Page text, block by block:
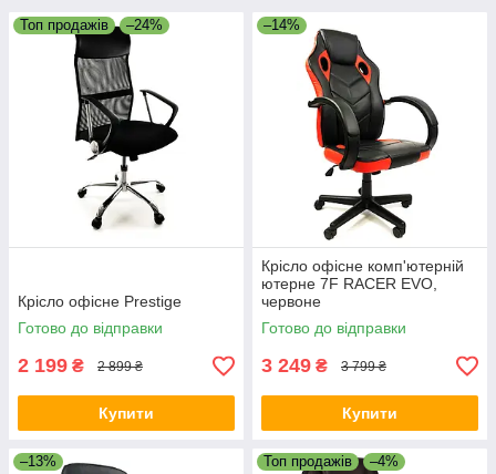
Топ продажів –24%
Крісло офісне Prestige
Готово до відправки
2 199 ₴ 2 899 ₴
Купити
–14%
Крісло офісне комп'ютерній
ютерне 7F RACER EVO,
червоне
Готово до відправки
3 249 ₴ 3 799 ₴
Купити
–13% Топ продажів –4%